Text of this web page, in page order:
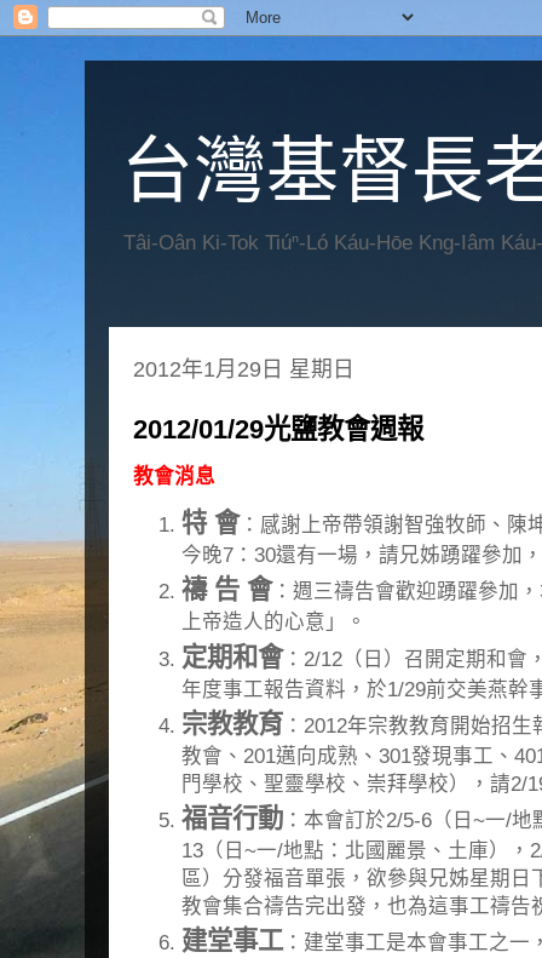
台灣基督長
Tâi-Oân Ki-Tok Tiúⁿ-Ló Káu-Hōe Kng-Iâm
2012年1月29日 星期日
2012/01/29光鹽教會週報
教會消息
特 會 ：感謝上帝帶領謝智強牧師、
今晚7：30還有一場，請兄姊踴躍參加
禱 告 會 ：週三禱告會歡迎踴躍參加
上帝造人的心意」。
定期和會 ：2/12（日）召開定期和
年度事工報告資料，於1/29前交美燕幹
宗教教育 ：2012年宗教教育開始招
教會、201邁向成熟、301發現事工、
門學校、聖靈學校、崇拜學校），請2/
福音行動 ：本會訂於2/5-6（日~一/
13（日~一/地點：北國麗景、土庫），
區）分發福音單張，欲參與兄姊星期日
教會集合禱告完出發，也為這事工禱告
建堂事工：建堂事工是本會事工之一